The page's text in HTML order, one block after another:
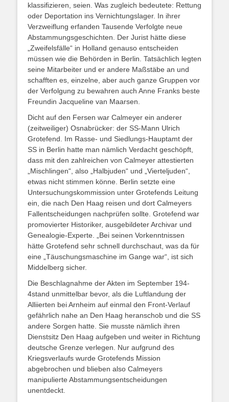
klassiﬁzieren, seien. Was zugleich bedeutete: Rettung
oder Deportation ins Vernichtungslager. In ihrer
Verzweiflung erfanden Tausende Verfolgte neue
Abstammungsgeschichten. Der Jurist hätte diese
„Zweifelsfälle“ in Holland genauso entscheiden
müssen wie die Behörden in Berlin. Tatsächlich legten
seine Mitarbeiter und er andere Maßstäbe an und
schafften es, einzelne, aber auch ganze Gruppen vor
der Verfolgung zu bewahren auch Anne Franks beste
Freundin Jacqueline van Maarsen.
Dicht auf den Fersen war Calmeyer ein anderer
(zeitweiliger) Osnabrücker: der SS-Mann Ulrich
Grotefend. Im Rasse- und Siedlungs-Hauptamt der
SS in Berlin hatte man nämlich Verdacht geschöpft,
dass mit den zahlreichen von Calmeyer attestierten
„Mischlingen“, also „Halbjuden“ und „Vierteljuden“,
etwas nicht stimmen könne. Berlin setzte eine
Untersuchungskommission unter Grotefends Leitung
ein, die nach Den Haag reisen und dort Calmeyers
Fallentscheidungen nachprüfen sollte. Grotefend war
promovierter Historiker, ausgebildeter Archivar und
Genealogie-Experte. „Bei seinen Vorkenntnissen
hätte Grotefend sehr schnell durchschaut, was da für
eine „Täuschungsmaschine im Gange war“, ist sich
Middelberg sicher.
Die Beschlagnahme der Akten im September 194-
4stand unmittelbar bevor, als die Luftlandung der
Alliierten bei Arnheim auf einmal den Front-Verlauf
gefährlich nahe an Den Haag heranschob und die SS
andere Sorgen hatte. Sie musste nämlich ihren
Dienstsitz Den Haag aufgeben und weiter in Richtung
deutsche Grenze verlegen. Nur aufgrund des
Kriegsverlaufs wurde Grotefends Mission
abgebrochen und blieben also Calmeyers
manipulierte Abstammungsentscheidungen
unentdeckt.